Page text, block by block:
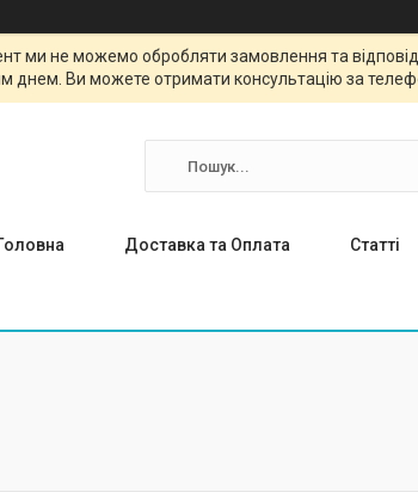
ми не можемо обробляти замовлення та
днем. Ви можете отримати консультацію за
Доставка та Оплата Статті